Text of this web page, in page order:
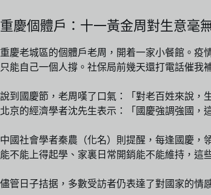
重慶個體戶：十一黃金周對生意毫
重慶老城區的個體戶老周，開着一家小餐館。疫
只能自己一個人撐。社保局前幾天還打電話催我
說到國慶節，老周嘆了口氣：「對老百姓來說，
北京的經濟學者沈先生表示：「國慶強調強國，
中國社會學者秦農（化名）則提醒，每逢國慶，
能不能上得起學、家裏日常開銷能不能維持，這
儘管日子拮据，多數受訪者仍表達了對國家的情